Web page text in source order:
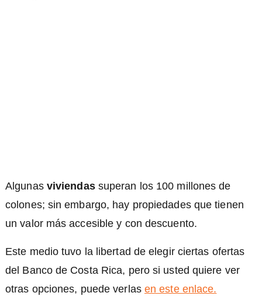
Algunas viviendas superan los 100 millones de
colones; sin embargo, hay propiedades que tienen
un valor más accesible y con descuento.
Este medio tuvo la libertad de elegir ciertas ofertas
del Banco de Costa Rica, pero si usted quiere ver
otras opciones, puede verlas en este enlace.